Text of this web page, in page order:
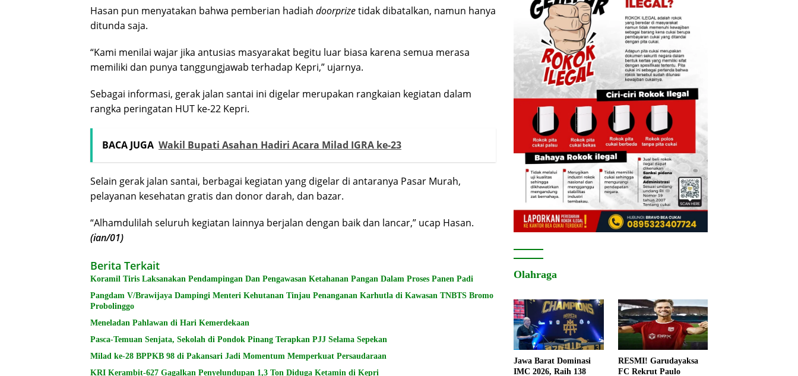
Hasan pun menyatakan bahwa pemberian hadiah doorprizetidak dibatalkan, namun hanya
ditunda saja.
“Kami menilai wajar jika antusias masyarakat begitu luar biasa karena semua merasa
memiliki dan punya tanggungjawab terhadap Kepri,” ujarnya.
Sebagai informasi, gerak jalan santai ini digelar merupakan rangkaian kegiatan dalam
rangka peringatan HUT ke-22 Kepri.
BACA JUGA Wakil Bupati Asahan Hadiri Acara Milad IGRA ke-23
Selain gerak jalan santai, berbagai kegiatan yang digelar di antaranya Pasar Murah,
pelayanan kesehatan gratis dan donor darah, dan bazar.
“Alhamdulilah seluruh kegiatan lainnya berjalan dengan baik dan lancar,” ucap Hasan.
(ian/01)
Berita Terkait
Koramil Tiris Laksanakan Pendampingan Dan Pengawasan Ketahanan Pangan Dalam Proses Panen Padi
Pangdam V/Brawijaya Dampingi Menteri Kehutanan Tinjau Penanganan Karhutla di Kawasan TNBTS Bromo
Probolinggo
Meneladan Pahlawan di Hari Kemerdekaan
Pasca-Temuan Senjata, Sekolah di Pondok Pinang Terapkan PJJ Selama Sepekan
Milad ke-28 BPPKB 98 di Pakansari Jadi Momentum Memperkuat Persaudaraan
KRI Kerambit-627 Gagalkan Penyelundupan 1,3 Ton Diduga Ketamin di Kepri
Olahraga
Jawa Barat Dominasi
IMC 2026, Raih 138
RESMI! Garudayaksa
FC Rekrut Paulo